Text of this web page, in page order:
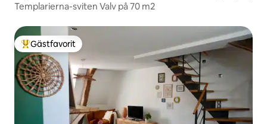
Templarierna-sviten Valv på 70 m2
Populär gästfavorit
Gästfavorit